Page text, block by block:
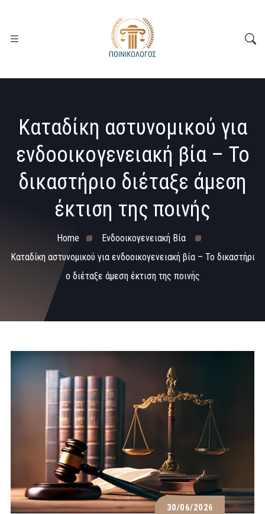
Καταδίκη αστυνομικού για
ενδοοικογενειακή βία – Το
δικαστήριο διέταξε άμεση
έκτιση της ποινής
Home
Ενδοοικογενειακή Βία
Καταδίκη αστυνομικού για ενδοοικογενειακή βία – Το δικαστήρι
ο διέταξε άμεση έκτιση της ποινής
30/06/2026